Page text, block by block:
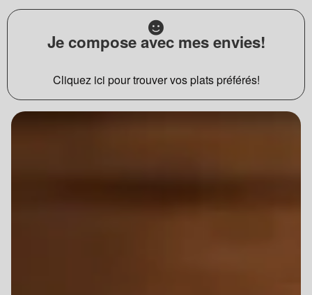
Je compose avec mes envies!
Cliquez ici pour trouver vos plats préférés!